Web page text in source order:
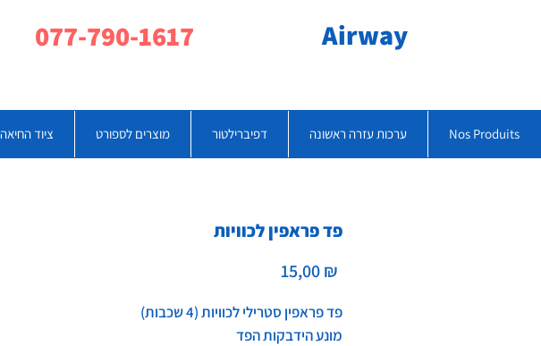
Airway
Nos Produits ערכות עזרה ראשונה דפיברילטור מוצרים לספורט ציוד החיאה
פד פראפין לכוויות
15,00 ₪
פד פראפין סטרילי לכוויות (4 שכבות)
מונע הידבקות הפד